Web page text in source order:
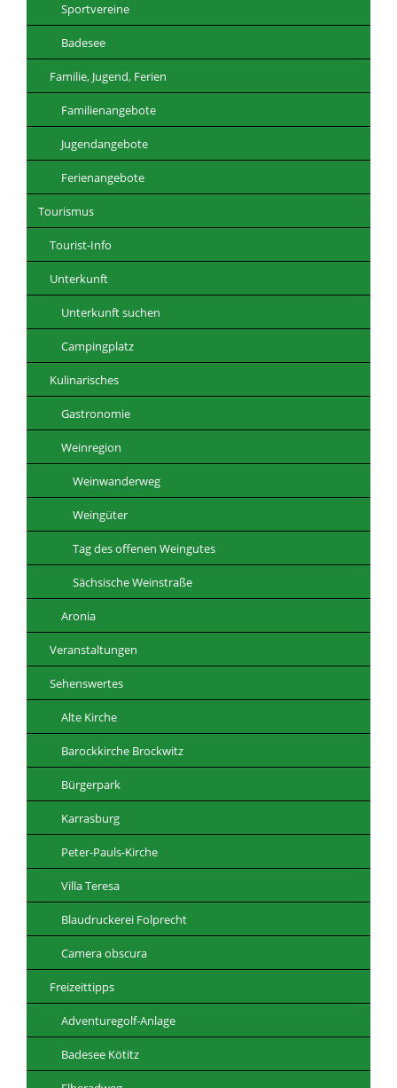
Sportvereine
Badesee
Familie, Jugend, Ferien
Familienangebote
Jugendangebote
Ferienangebote
Tourismus
Tourist-Info
Unterkunft
Unterkunft suchen
Campingplatz
Kulinarisches
Gastronomie
Weinregion
Weinwanderweg
Weingüter
Tag des offenen Weingutes
Sächsische Weinstraße
Aronia
Veranstaltungen
Sehenswertes
Alte Kirche
Barockkirche Brockwitz
Bürgerpark
Karrasburg
Peter-Pauls-Kirche
Villa Teresa
Blaudruckerei Folprecht
Camera obscura
Freizeittipps
Adventuregolf-Anlage
Badesee Kötitz